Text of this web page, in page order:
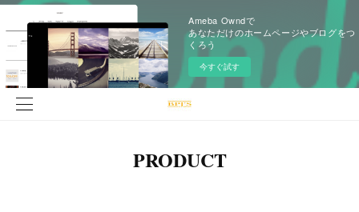
Ameba Owndで
あなただけのホームページやブログをつ
くろう
今すぐ試す
PRODUCT